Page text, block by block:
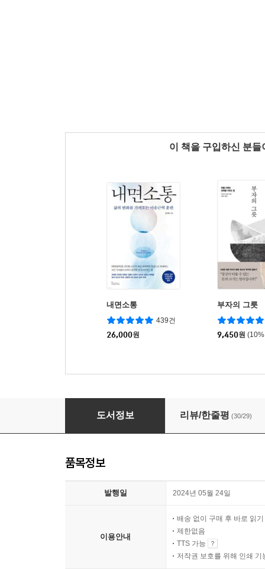
이 책을 구입하신 분
내면소통
439건
26,000원
부자의 그릇
9,450원
아주 작은 대화의 기술
도서정보 리뷰/한줄평 (30/29)
품목정보
발행일 2024년 05월 24일
이용안내
배송 없이 구매 후 바로 읽기
제한없음
TTS 가능
저작권 보호를 위해 인쇄 기